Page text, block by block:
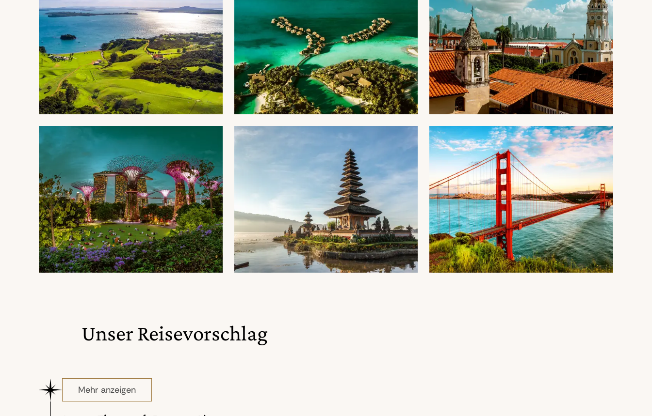
Unser Reisevorschlag
Mehr anzeigen